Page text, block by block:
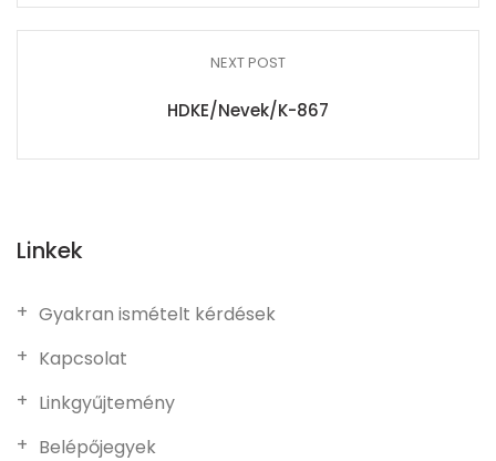
NEXT POST
HDKE/Nevek/K-867
Linkek
Gyakran ismételt kérdések
Kapcsolat
Linkgyűjtemény
Belépőjegyek